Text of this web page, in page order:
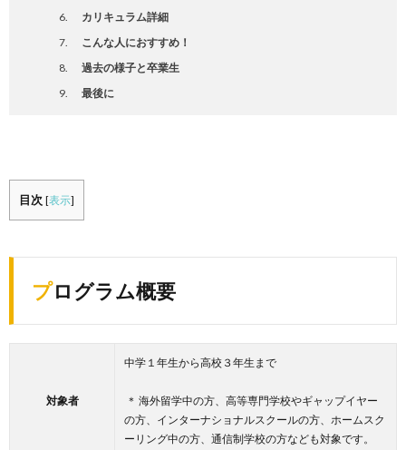
カリキュラム詳細
こんな人におすすめ！
過去の様子と卒業生
最後に
目次 [表示]
プログラム概要
対象者
中学１年生から高校３年生まで
＊ 海外留学中の方、高等専門学校やギャップイヤー
の方、インターナショナルスクールの方、ホームスク
ーリング中の方、通信制学校の方なども対象です。